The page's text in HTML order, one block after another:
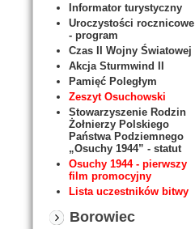
Informator turystyczny
Uroczystości rocznicowe
- program
Czas II Wojny Światowej
Akcja Sturmwind II
Pamięć Poległym
Zeszyt Osuchowski
Stowarzyszenie Rodzin
Żołnierzy Polskiego
Państwa Podziemnego
„Osuchy 1944” - statut
Osuchy 1944 - pierwszy
film promocyjny
Lista uczestników bitwy
Borowiec